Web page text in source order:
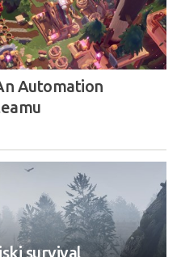
Automation
survival